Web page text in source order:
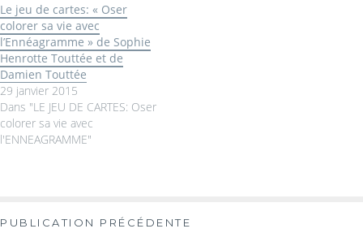
Le jeu de cartes: « Oser
colorer sa vie avec
l’Ennéagramme » de Sophie
Henrotte Touttée et de
Damien Touttée
29 janvier 2015
Dans "LE JEU DE CARTES: Oser
colorer sa vie avec
l'ENNEAGRAMME"
PUBLICATION PRÉCÉDENTE